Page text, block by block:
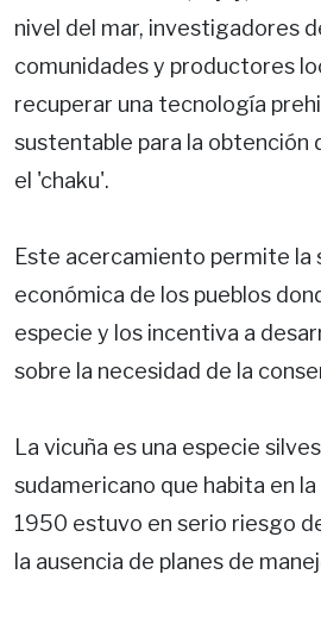
nivel del mar, investigadores
comunidades y productores
recuperar una tecnología
sustentable para la obtención
el 'chaku'.
Este acercamiento permite la
económica de los pueblos
especie y los incentiva a
sobre la necesidad de la
La vicuña es una especie
sudamericano que habita en
1950 estuvo en serio riesgo
la ausencia de planes de